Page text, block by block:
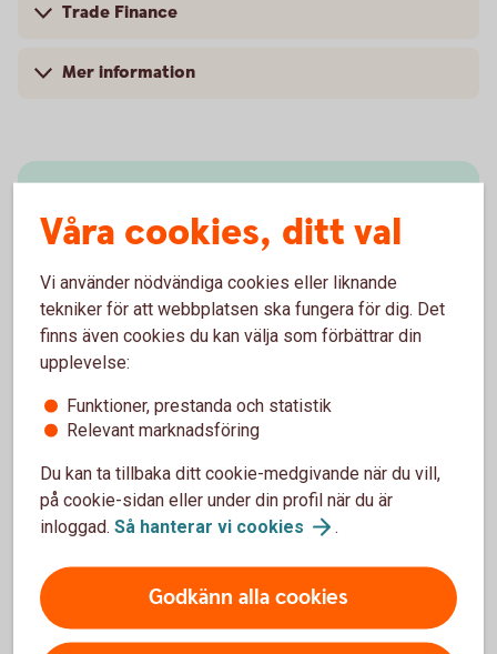
Trade Finance
Mer information
Skaffa tjänsten
Exportremburs beställs av köparen i respektive land.
Kontakta Export and Trade Finance för information
om vilka banker och länder som Swedbank
samarbetar med.
Vanliga frågor och svar
När får jag betalt under en exportremburs?
Våra cookies, ditt val
Vi använder nödvändiga cookies eller liknande
tekniker för att webbplatsen ska fungera för dig. Det
finns även cookies du kan välja som förbättrar din
upplevelse:
Funktioner, prestanda och statistik
Relevant marknadsföring
Du kan ta tillbaka ditt cookie-medgivande när du vill,
på cookie-sidan eller under din profil när du är
inloggad. Så hanterar vi cookies .
Godkänn alla cookies